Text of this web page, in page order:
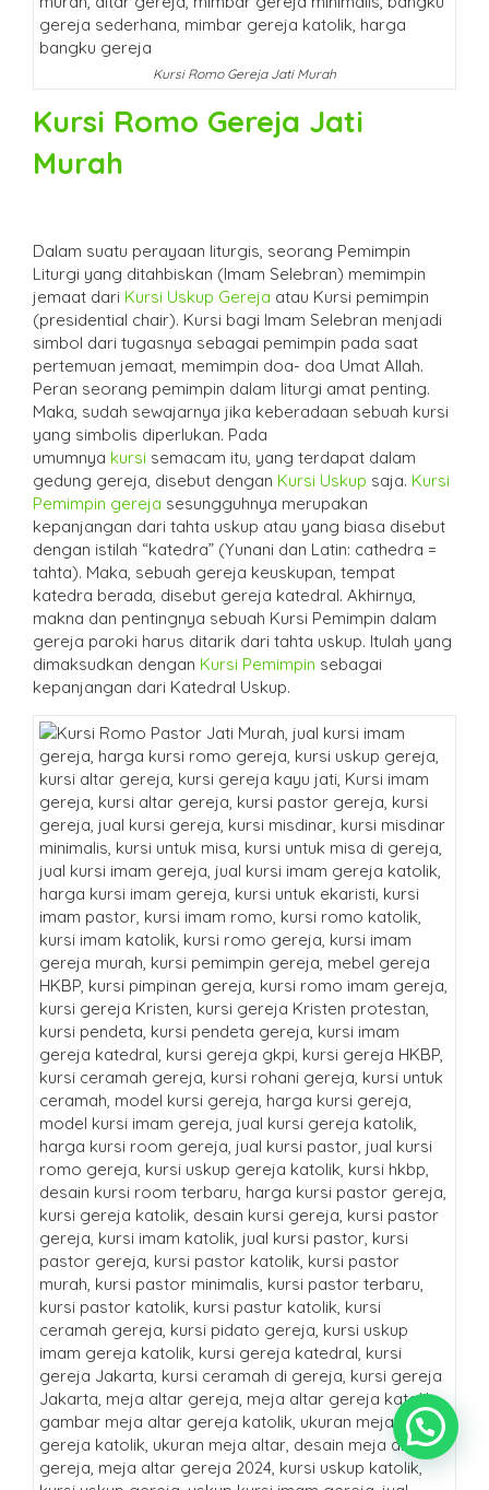
Kursi Romo Gereja Jati Murah
Kursi Romo Gereja Jati
Murah
Dalam suatu perayaan liturgis, seorang Pemimpin
Liturgi yang ditahbiskan (Imam Selebran) memimpin
jemaat dari Kursi Uskup Gereja atau Kursi pemimpin
(presidential chair). Kursi bagi Imam Selebran menjadi
simbol dari tugasnya sebagai pemimpin pada saat
pertemuan jemaat, memimpin doa- doa Umat Allah.
Peran seorang pemimpin dalam liturgi amat penting.
Maka, sudah sewajarnya jika keberadaan sebuah kursi
yang simbolis diperlukan. Pada
umumnya kursi semacam itu, yang terdapat dalam
gedung gereja, disebut dengan Kursi Uskup saja. Kursi
Pemimpin gereja sesungguhnya merupakan
kepanjangan dari tahta uskup atau yang biasa disebut
dengan istilah “katedra” (Yunani dan Latin: cathedra =
tahta). Maka, sebuah gereja keuskupan, tempat
katedra berada, disebut gereja katedral. Akhirnya,
makna dan pentingnya sebuah Kursi Pemimpin dalam
gereja paroki harus ditarik dari tahta uskup. Itulah yang
dimaksudkan dengan Kursi Pemimpin sebagai
kepanjangan dari Katedral Uskup.